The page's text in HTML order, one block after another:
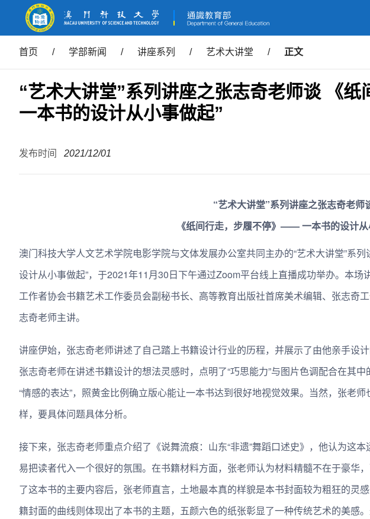
首页 / 学部新闻 / 讲座系列 / 艺术大讲堂 / 正文
“艺术大讲堂”系列讲座之张志奇老师谈 《
一本书的设计从小事做起”
发布时间 2021/12/01
“艺术大讲堂”系列讲座之张志奇老师
《纸间行走，步履不停》 ——一本书的设计
澳门科技大学人文艺术学院电影学院与文体发展办公室共同主办的“艺术大讲堂”系
设计从小事做起”，于2021年11月30日下午通过Zoom平台线上直播成功举办。本
工作者协会书籍艺术工作委员会副秘书长、高等教育出版社首席美术编辑、张志奇
志奇老师主讲。
讲座伊始，张志奇老师讲述了自己踏上书籍设计行业的历程，并展示了由他亲手设
张志奇老师在讲述书籍设计的想法灵感时，点明了“巧思能力”与图片色调配合在其
“情感的表达”，照黄金比例确立版心能让一本书达到很好地视觉效果。当然，张老
样，要具体问题具体分析。
接下来，张志奇老师重点介绍了《说舞流痕：山东“非遗”舞蹈口述史》，他认为这本
易把读者代入一个很好的氛围。在书籍材料方面，张老师认为材料精髓不在于豪华
了这本书的主要内容后，张老师直言，土地最本真的样貌是本书封面较为粗狂的灵
籍封面的曲线则体现出了本书的主题，五颜六色的纸张彰显了一种传统艺术的美感